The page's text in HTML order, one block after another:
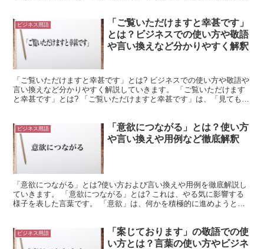
ビジネス用語
「ご覧いただけますと幸甚です」
とは？ビジネスでの使い方や敬語
や言い換えなど分かりやすく解釈
「ご覧いただけますと幸甚です」とは? ビジネスでの使い方や敬語や
言い換えなど分かりやすく解説していきます。 「ご覧いただけます
と幸甚です」とは? 「ご覧いただけますと幸甚です」は、「見てもら
ビジネス用語
「意欲につながる」とは？使い方
や言い換えや用例など徹底解釈
「意欲につながる」とは?使い方および言い換えや用例を徹底解説し
ていきます。 「意欲につながる」とは? これは、やる気に影響する
様子を表した言葉です。 「意欲」は、何かを積極的に進めようとす
ビジネス用語
「案じております」の敬語での使
い方とは？言葉の使い方やビジネ